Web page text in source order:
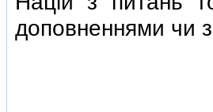
доповненнями чи